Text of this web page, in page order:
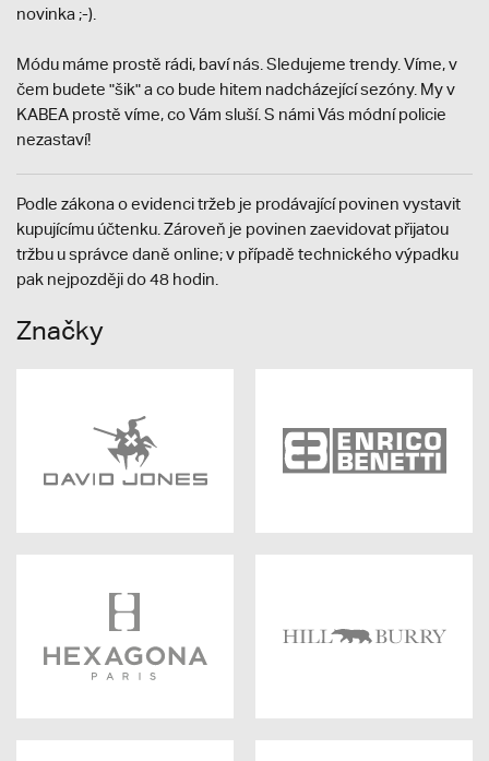
novinka ;-).
Módu máme prostě rádi, baví nás. Sledujeme trendy. Víme, v
čem budete "šik" a co bude hitem nadcházející sezóny. My v
KABEA prostě víme, co Vám sluší. S námi Vás módní policie
nezastaví!
Podle zákona o evidenci tržeb je prodávající povinen vystavit
kupujícímu účtenku. Zároveň je povinen zaevidovat přijatou
tržbu u správce daně online; v případě technického výpadku
pak nejpozději do 48 hodin.
Značky